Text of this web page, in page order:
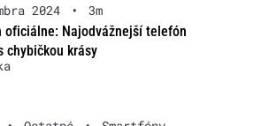
2024 •
3m
oficiálne: Najodvážnejší telefón
chybičkou krásy